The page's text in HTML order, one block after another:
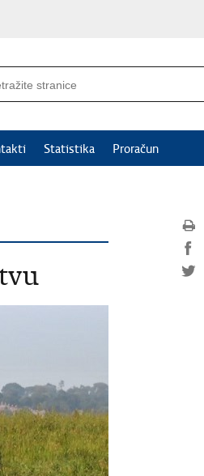
Statistika Proračun